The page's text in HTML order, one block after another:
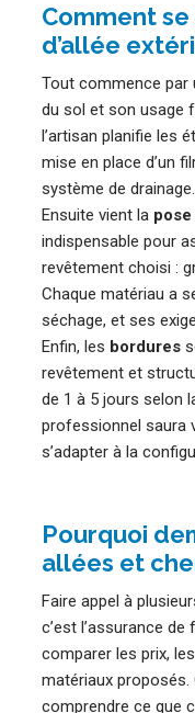
Comment
d’allée
Tout commence par
du sol et son usage
l’artisan planifie les
mise en place d’un
système de drainage.
Ensuite vient la
indispensable pour
revêtement choisi :
Chaque matériau a
séchage, et ses
Enfin, les bordures
revêtement et
de 1 à 5 jours selon
professionnel saura
s’adapter à la
Pourquoi
allées et
Faire appel à
c’est l’assurance
comparer les prix,
matériaux proposés.
comprendre ce que